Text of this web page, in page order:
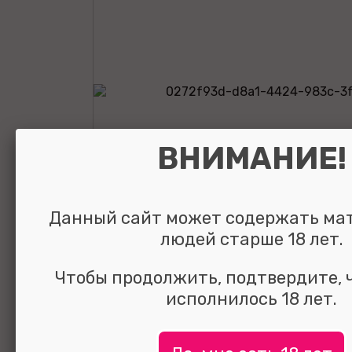
Анальная
кристаллом
ВНИМАНИЕ!
Данный сайт может содержать
людей старше 18 лет.
Чтобы продолжить, подтвердите,
исполнилось 18 лет.